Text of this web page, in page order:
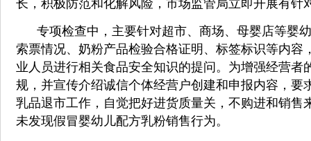
长，积极防范和化解风险，市场监管局立即开展有针
专项检查中，主要针对超市、商场、母婴店等婴
索票情况、奶粉产品检验合格证明、标签标识等内
业人员进行相关食品安全知识的提问。为增强经营
规，并宣传介绍诚信个体经营户创建和申报内容，
乳品退市工作，自觉把好进货质量关，不购进和销
未发现假冒婴幼儿配方乳粉销售行为。